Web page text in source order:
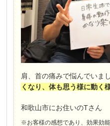
肩、首の痛みで悩んでいま
くなり、体も思う様に動く
和歌山市にお住いのTさん
※お客様の感想であり、効果効